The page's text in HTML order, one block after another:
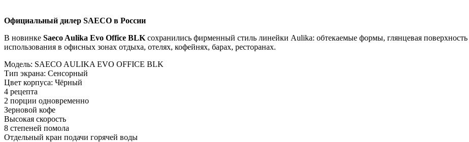
Официальный дилер SAECO в России
В новинке Saeco Aulika Evo Office BLK сохранились фирменный стиль линейки Aulika: обтекаемые формы, глянцевая
использования в офисных зонах отдыха, отелях, кофейнях, барах, ресторанах.
Модель: SAECO AULIKA EVO OFFICE BLK
Тип экрана: Сенсорный
Цвет корпуса: Чёрный
4 рецепта
2 порции одновременно
Зерновой кофе
Высокая скорость
8 степеней помола
Отдельный кран подачи горячей воды